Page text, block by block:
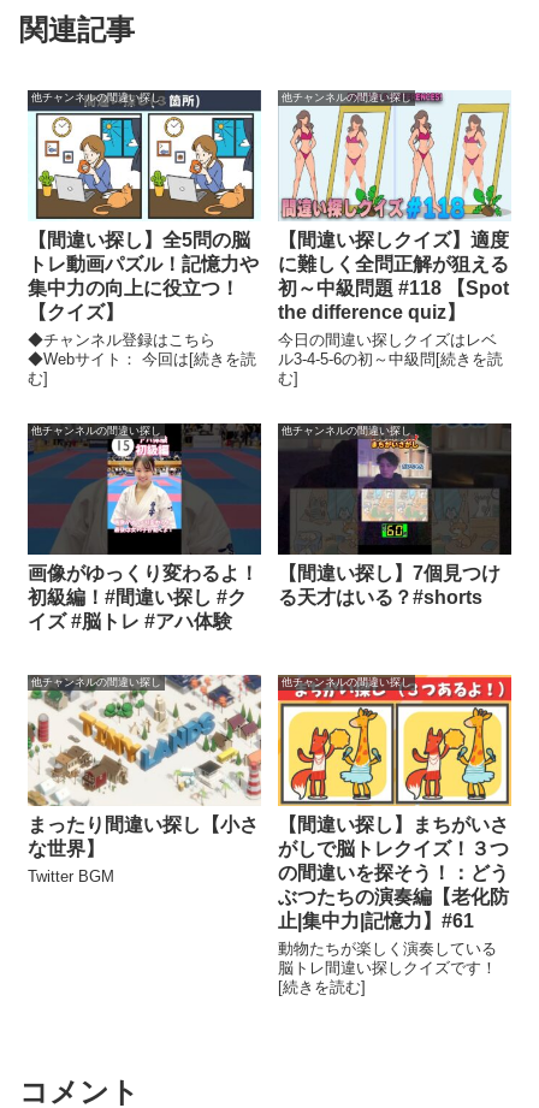
関連記事
他チャンネルの間違い探し
【間違い探し】全5問の脳
トレ動画パズル！記憶力や
集中力の向上に役立つ！
【クイズ】
◆チャンネル登録はこちら
◆Webサイト： 今回は[続きを読
む]
他チャンネルの間違い探し
【間違い探しクイズ】適度
に難しく全問正解が狙える
初～中級問題 #118 【Spot
the difference quiz】
今日の間違い探しクイズはレベ
ル3-4-5-6の初～中級問[続きを読
む]
他チャンネルの間違い探し
画像がゆっくり変わるよ！
初級編！#間違い探し #ク
イズ #脳トレ #アハ体験
他チャンネルの間違い探し
【間違い探し】7個見つけ
る天才はいる？#shorts
他チャンネルの間違い探し
まったり間違い探し【小さ
な世界】
Twitter BGM
他チャンネルの間違い探し
【間違い探し】まちがいさ
がしで脳トレクイズ！３つ
の間違いを探そう！：どう
ぶつたちの演奏編【老化防
止|集中力|記憶力】#61
動物たちが楽しく演奏している
脳トレ間違い探しクイズです！
[続きを読む]
コメント